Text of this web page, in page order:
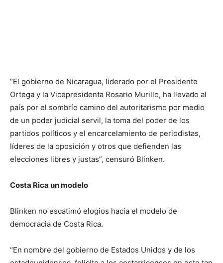
“El gobierno de Nicaragua, liderado por el Presidente
Ortega y la Vicepresidenta Rosario Murillo, ha llevado al
país por el sombrío camino del autoritarismo por medio
de un poder judicial servil, la toma del poder de los
partidos políticos y el encarcelamiento de periodistas,
líderes de la oposición y otros que defienden las
elecciones libres y justas”, censuró Blinken.
Costa Rica un modelo
Blinken no escatimó elogios hacia el modelo de
democracia de Costa Rica.
“En nombre del gobierno de Estados Unidos y de los